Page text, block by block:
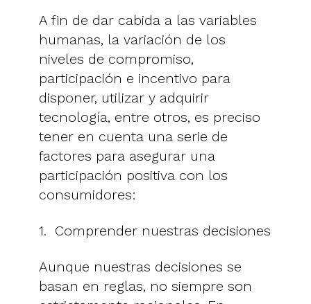
A fin de dar cabida a las variables
humanas, la variación de los
niveles de compromiso,
participación e incentivo para
disponer, utilizar y adquirir
tecnología, entre otros, es preciso
tener en cuenta una serie de
factores para asegurar una
participación positiva con los
consumidores:
1. Comprender nuestras decisiones
Aunque nuestras decisiones se
basan en reglas, no siempre son